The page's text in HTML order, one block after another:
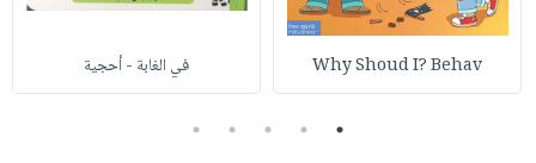
Why Shoud I? Behav في الغابة - أحجية
1
2
3
4
5